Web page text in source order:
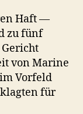
Haft —
zu fünf
von Marine
Vorfeld
für